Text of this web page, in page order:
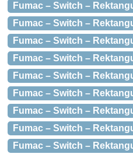
Fumac – Switch –
Fumac – Switch –
Fumac – Switch –
Fumac – Switch –
Fumac – Switch –
Fumac – Switch –
Fumac – Switch –
Fumac – Switch –
Fumac – Switch –